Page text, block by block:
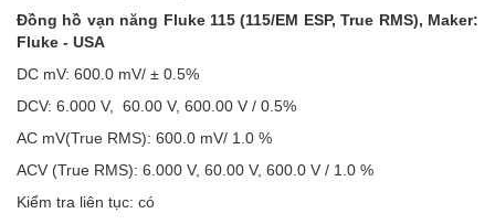
Đồng hồ vạn năng Fluke 115 (115/EM ESP, True RMS), Maker:
Fluke - USA
DC mV: 600.0 mV/ ± 0.5%
DCV: 6.000 V, 60.00 V, 600.00 V / 0.5%
AC mV(True RMS): 600.0 mV/ 1.0 %
ACV (True RMS): 6.000 V, 60.00 V, 600.0 V / 1.0 %
Kiểm tra liên tục: có